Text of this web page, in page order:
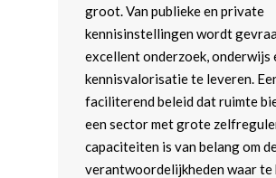
groot. Van publieke en private
kennisinstellingen wordt
excellent onderzoek, onderwijs
kennisvalorisatie te leveren.
faciliterend beleid dat ruimte
een sector met grote
capaciteiten is van belang om
verantwoordelijkheden waar te